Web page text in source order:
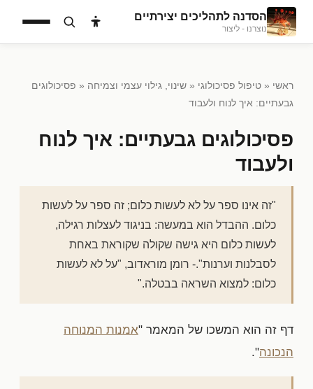
הסדנה לתהליכים יצירתיים
נוצרנו - ליצור
ראשי « טיפול פסיכולוגי « שינוי, גילוי עצמי וצמיחה « פסיכולוגים
גבעתיים: איך לנוח ולעבוד
פסיכולוגים גבעתיים: איך לנוח
ולעבוד
"זה אינו ספר על לא לעשות כלום; זה ספר על לעשות
כלום. ההבדל הוא במעשה: בניגוד לעצלות רגילה,
לעשות כלום היא גישה שקולה שקוראת באחת
לסבלנות וערנות".- רומן מוראדוב, "על לא לעשות
כלום: למצוא השראה בבטלה."
דף זה הוא המשכו של המאמר "אמנות המנוחה
הנכונה".